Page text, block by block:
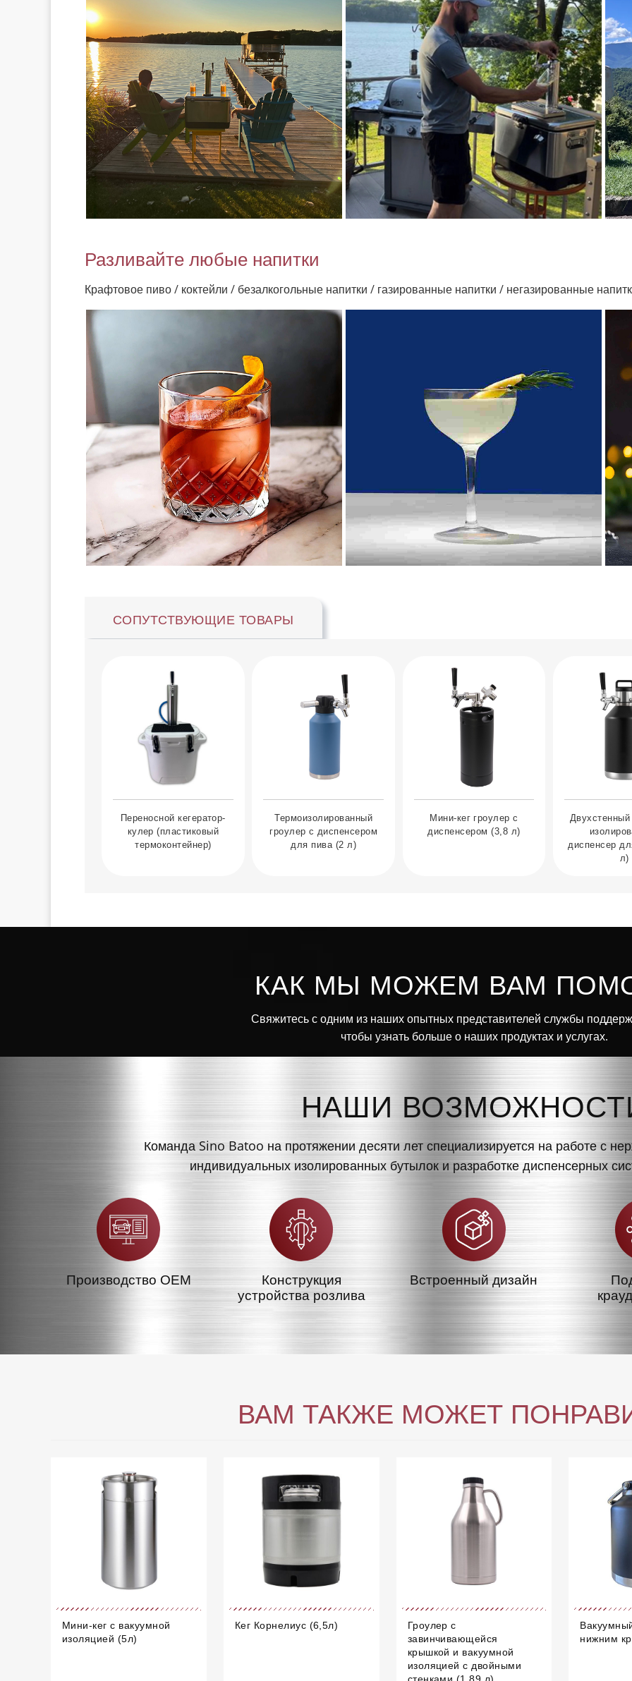
Разливайте любые напитки
Крафтовое пиво / коктейли / безалкогольные напитки / газированные напитки / негазированные
СОПУТСТВУЮЩИЕ ТОВАРЫ
Переносной кегератор-
кулер (пластиковый
термоконтейнер)
Термоизолированный
гроулер с диспенсером
для пива (2 л)
Мини-кег гроулер с
диспенсером (3,8 л)
диспенсер
л)
КАК МЫ МОЖЕМ ВАМ
Свяжитесь с одним из наших опытных представителей службы
чтобы узнать больше о наших продуктах и услугах.
НАШИ
Команда Sino Batoo на протяжении десяти лет специализируется на работе с
индивидуальных изолированных бутылок и разработке диспенсерных
Производство OEM
Конструкция
устройства розлива
Встроенный дизайн
ВАМ ТАКЖЕ МОЖЕТ
Мини-кег с вакуумной
изоляцией (5л)
Кег Корнелиус (6,5л)
Гроулер с
завинчивающейся
крышкой и вакуумной
изоляцией с двойными
стенками (1,89 л)
нижним